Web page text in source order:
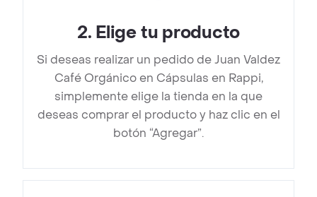
2. Elige tu producto
Si deseas realizar un pedido de Juan Valdez
Café Orgánico en Cápsulas en Rappi,
simplemente elige la tienda en la que
deseas comprar el producto y haz clic en el
botón “Agregar”.